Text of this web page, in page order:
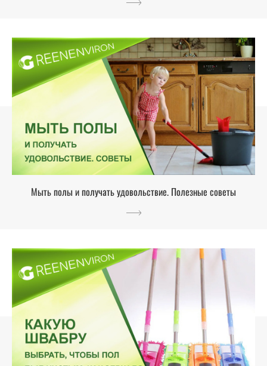
Мыть полы и получать удовольствие. Полезные советы